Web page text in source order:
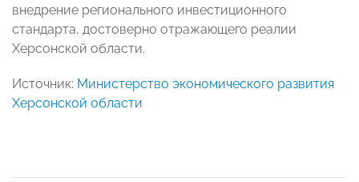
внедрение регионального инвестиционного
стандарта, достоверно отражающего реалии
Херсонской области.
Источник: Министерство экономического развития
Херсонской области